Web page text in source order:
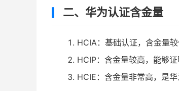
二、华为认证含金量
HCIA：基础认证，含金量
HCIP：含金量较高，能够
HCIE：含金量非常高，是